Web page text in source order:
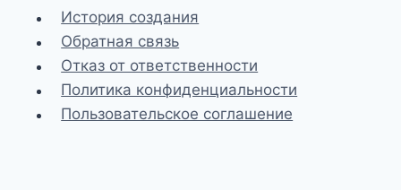
История создания
Обратная связь
Отказ от ответственности
Политика конфиденциальности
Пользовательское соглашение